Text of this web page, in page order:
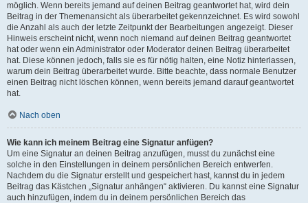
möglich. Wenn bereits jemand auf deinen Beitrag geantwortet hat, wird dein
Beitrag in der Themenansicht als überarbeitet gekennzeichnet. Es wird sowohl
die Anzahl als auch der letzte Zeitpunkt der Bearbeitungen angezeigt. Dieser
Hinweis erscheint nicht, wenn noch niemand auf deinen Beitrag geantwortet
hat oder wenn ein Administrator oder Moderator deinen Beitrag überarbeitet
hat. Diese können jedoch, falls sie es für nötig halten, eine Notiz hinterlassen,
warum dein Beitrag überarbeitet wurde. Bitte beachte, dass normale Benutzer
einen Beitrag nicht löschen können, wenn bereits jemand darauf geantwortet
hat.
Nach oben
Wie kann ich meinem Beitrag eine Signatur anfügen?
Um eine Signatur an deinen Beitrag anzufügen, musst du zunächst eine
solche in den Einstellungen in deinem persönlichen Bereich entwerfen.
Nachdem du die Signatur erstellt und gespeichert hast, kannst du in jedem
Beitrag das Kästchen „Signatur anhängen“ aktivieren. Du kannst eine Signatur
auch hinzufügen, indem du in deinem persönlichen Bereich das